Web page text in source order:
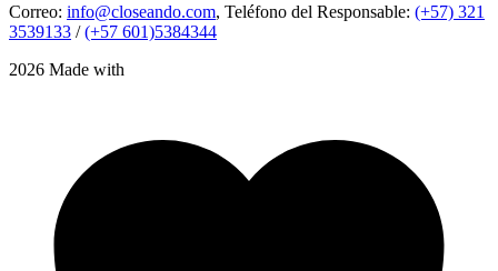
Correo: info@closeando.com, Teléfono del Responsable: (+57) 321
3539133 /(+57 601)5384344
2026 Made with